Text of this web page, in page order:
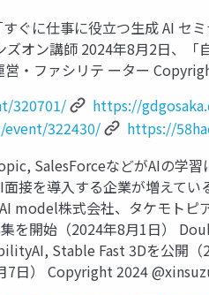
ぐに仕事に役立つ生成 AI
オン講師 2024年8月2日、
・ファシリテ ーター
320701/
https://
event/322430/
https://
SalesForceなどがAIの学
接を導入する企業が増えて
model株式会社、タケモト
を開始（2024年8月1日）
Stable Fast 3Dを公開
7日） Copyright 2024